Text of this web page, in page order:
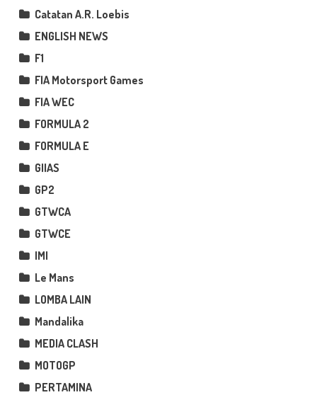
Catatan A.R. Loebis
ENGLISH NEWS
F1
FIA Motorsport Games
FIA WEC
FORMULA 2
FORMULA E
GIIAS
GP2
GTWCA
GTWCE
IMI
Le Mans
LOMBA LAIN
Mandalika
MEDIA CLASH
MOTOGP
PERTAMINA